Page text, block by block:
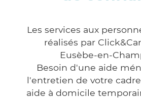
Les services aux
réalisés par
Eusèbe-en-
Besoin d'une aide
l'entretien de votre
aide à domicile